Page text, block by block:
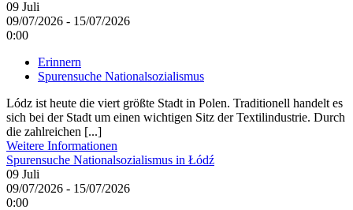
09 Juli
09/07/2026 - 15/07/2026
0:00
Erinnern
Spurensuche Nationalsozialismus
Lódz ist heute die viert größte Stadt in Polen. Traditionell handelt es
sich bei der Stadt um einen wichtigen Sitz der Textilindustrie. Durch
die zahlreichen [...]
Weitere Informationen
Spurensuche Nationalsozialismus in Łódź
09 Juli
09/07/2026 - 15/07/2026
0:00